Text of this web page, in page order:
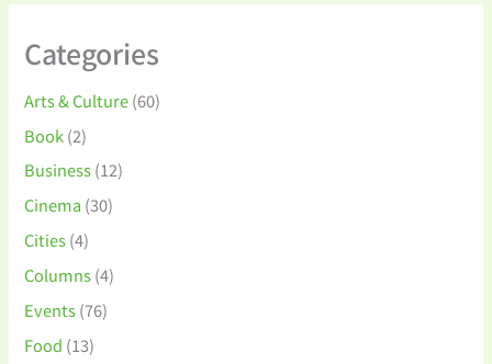
Categories
Arts & Culture(60)
Book(2)
Business(12)
Cinema (30)
Cities(4)
Columns(4)
Events(76)
Food (13)